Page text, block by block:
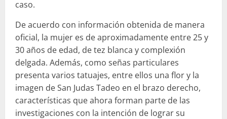
caso.
De acuerdo con información obtenida de manera
oficial, la mujer es de aproximadamente entre 25 y
30 años de edad, de tez blanca y complexión
delgada. Además, como señas particulares
presenta varios tatuajes, entre ellos una flor y la
imagen de San Judas Tadeo en el brazo derecho,
características que ahora forman parte de las
investigaciones con la intención de lograr su